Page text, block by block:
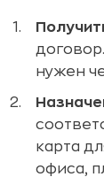
нужен
карта
офиса,